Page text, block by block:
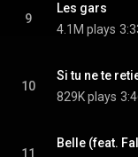
9
Les gars
4.1M plays
10
Si tu ne te
829K plays
11
Belle (feat.